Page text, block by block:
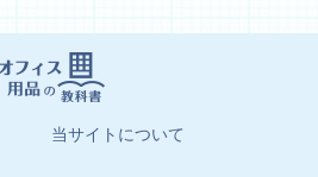
当サイトについて